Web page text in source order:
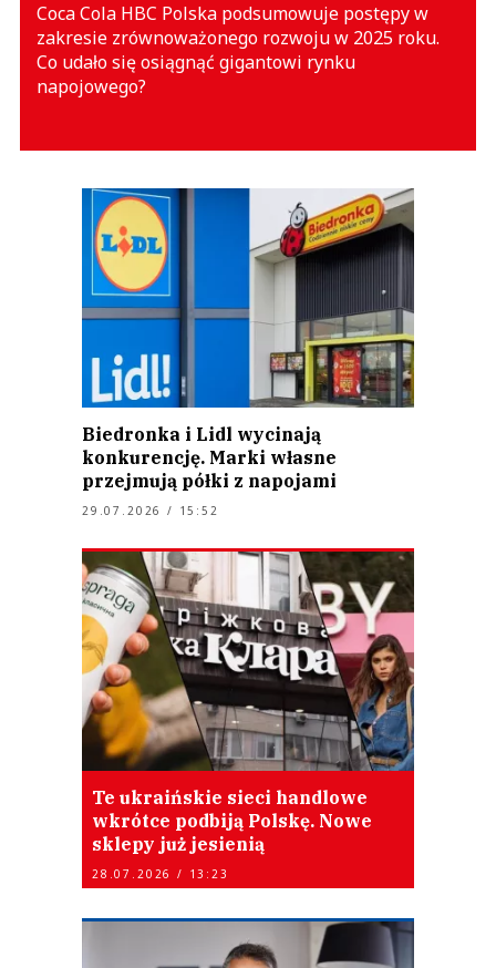
Coca Cola HBC Polska podsumowuje postępy w
zakresie zrównoważonego rozwoju w 2025 roku.
Co udało się osiągnąć gigantowi rynku
napojowego?
Biedronka i Lidl wycinają
konkurencję. Marki własne
przejmują półki z napojami
29.07.2026 / 15:52
Te ukraińskie sieci handlowe
wkrótce podbiją Polskę. Nowe
sklepy już jesienią
28.07.2026 / 13:23